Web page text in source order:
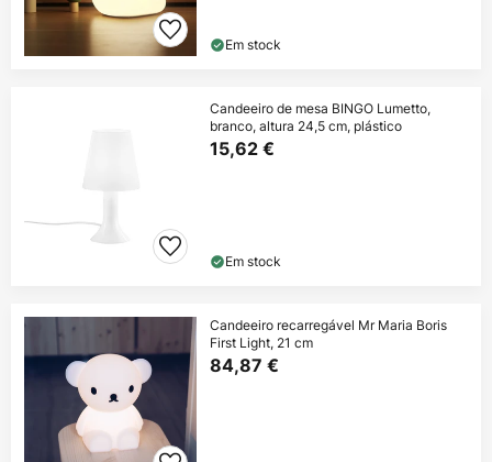
Em stock
Candeeiro de mesa BINGO Lumetto,
branco, altura 24,5 cm, plástico
15,62 €
Em stock
Candeeiro recarregável Mr Maria Boris
First Light, 21 cm
84,87 €